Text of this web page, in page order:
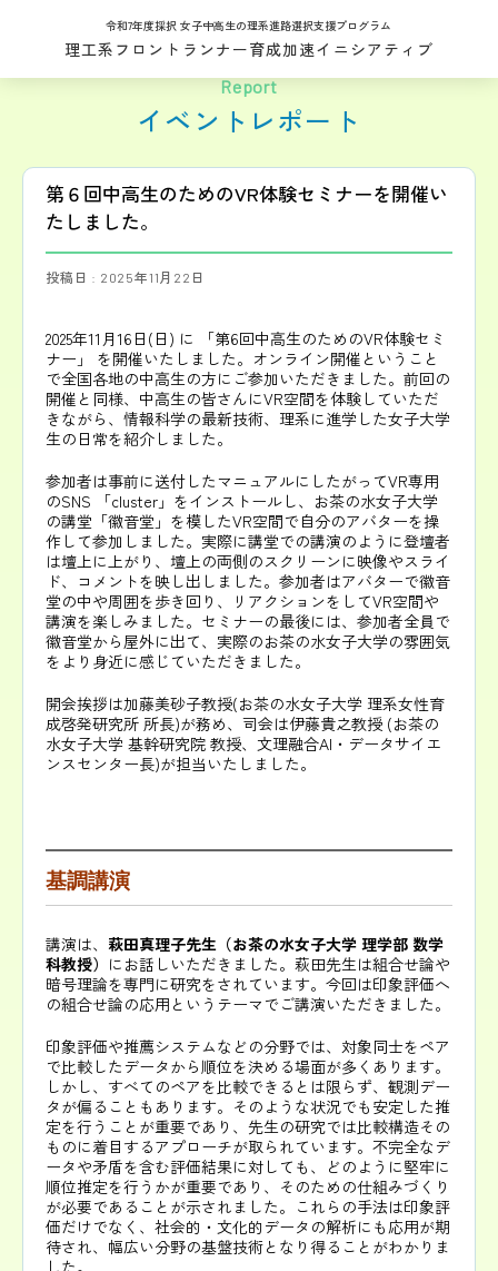
令和7年度採択 女子中高生の理系進路選択支援プログラム
理工系フロントランナー育成加速イニシアティブ
Report
イベントレポート
第６回中高生のためのVR体験セミナーを開催い
たしました。
投稿日 : 2025年11月22日
2025年11月16日(日) に 「第6回中高生のためのVR体験セミ
ナー」 を開催いたしました。オンライン開催ということ
で全国各地の中高生の方にご参加いただきました。前回の
開催と同様、中高生の皆さんにVR空間を体験していただ
きながら、情報科学の最新技術、理系に進学した女子大学
生の日常を紹介しました。
参加者は事前に送付したマニュアルにしたがってVR専用
のSNS 「cluster」をインストールし、お茶の水女子大学
の講堂「徽音堂」を模したVR空間で自分のアバターを操
作して参加しました。実際に講堂での講演のように登壇者
は壇上に上がり、壇上の両側のスクリーンに映像やスライ
ド、コメントを映し出しました。参加者はアバターで徽音
堂の中や周囲を歩き回り、リアクションをしてVR空間や
講演を楽しみました。セミナーの最後には、参加者全員で
徽音堂から屋外に出て、実際のお茶の水女子大学の雰囲気
をより身近に感じていただきました。
開会挨拶は加藤美砂子教授(お茶の水女子大学 理系女性育
成啓発研究所 所長)が務め、司会は伊藤貴之教授 (お茶の
水女子大学 基幹研究院 教授、文理融合AI・データサイエ
ンスセンター長)が担当いたしました。
基調講演
講演は、 萩田真理子先生（お茶の水女子大学 理学部 数学
科教授） にお話しいただきました。萩田先生は組合せ論や
暗号理論を専門に研究をされています。今回は印象評価へ
の組合せ論の応用というテーマでご講演いただきました。
印象評価や推薦システムなどの分野では、対象同士をペア
で比較したデータから順位を決める場面が多くあります。
しかし、すべてのペアを比較できるとは限らず、観測デー
タが偏ることもあります。そのような状況でも安定した推
定を行うことが重要であり、先生の研究では比較構造その
ものに着目するアプローチが取られています。不完全なデ
ータや矛盾を含む評価結果に対しても、どのように堅牢に
順位推定を行うかが重要であり、そのための仕組みづくり
が必要であることが示されました。これらの手法は印象評
価だけでなく、社会的・文化的データの解析にも応用が期
待され、幅広い分野の基盤技術となり得ることがわかりま
した。